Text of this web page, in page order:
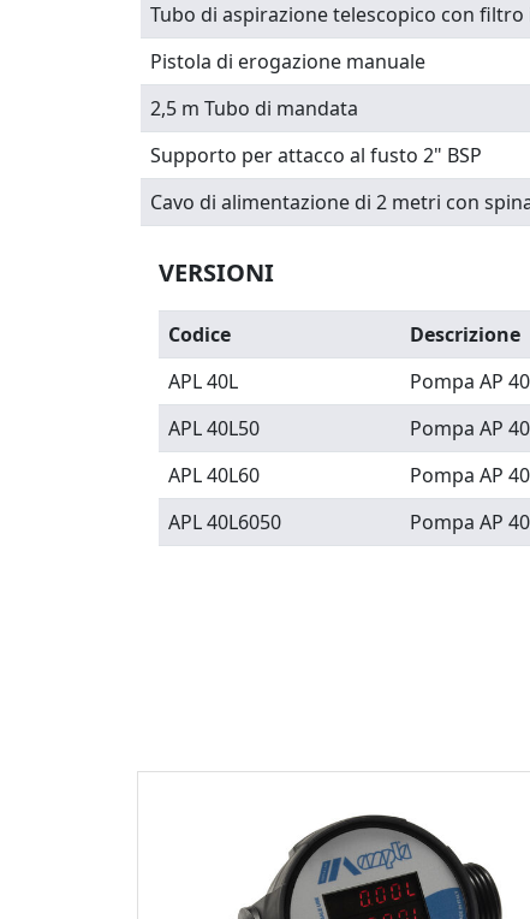
Tubo di aspirazione telescopico con
Pistola di erogazione manuale
2,5 m Tubo di mandata
Supporto per attacco al fusto 2" BSP
Cavo di alimentazione di 2 metri con
VERSIONI
Codice
Descrizione
APL 40L
Pompa AP
APL 40L50
Pompa AP
APL 40L60
Pompa AP
APL 40L6050
Pompa AP